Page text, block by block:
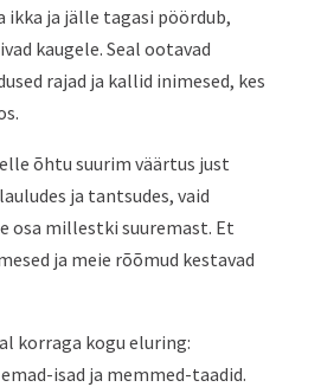
ikka ja jälle tagasi pöördub,
kaugele. Seal ootavad
rajad ja kallid inimesed, kes
õhtu suurim väärtus just
ja tantsudes, vaid
osa millestki suuremast. Et
ja meie rõõmud kestavad
korraga kogu eluring:
isad ja memmed-taadid.